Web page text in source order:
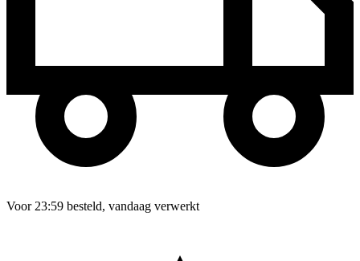
Voor 23:59 besteld, vandaag verwerkt